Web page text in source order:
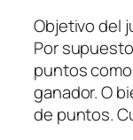
Objetivo del
Por
puntos
ganador. O
de puntos.